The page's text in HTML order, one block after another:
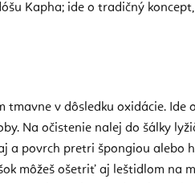
Kapha; ide o tradičný
v dôsledku oxidácie. Ide
Na očistenie nalej do šálky
a povrch pretri špongiou alebo
môžeš ošetriť aj leštidlom na